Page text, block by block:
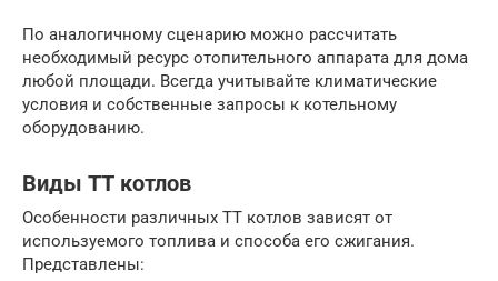
По аналогичному сценарию можно рассчитать
необходимый ресурс отопительного аппарата для дома
любой площади. Всегда учитывайте климатические
условия и собственные запросы к котельному
оборудованию.
Виды ТТ котлов
Особенности различных ТТ котлов зависят от
используемого топлива и способа его сжигания.
Представлены: